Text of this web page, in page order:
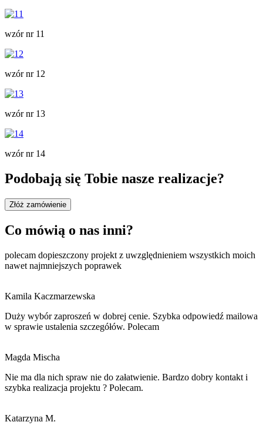
wzór nr 11
wzór nr 12
wzór nr 13
wzór nr 14
Podobają się Tobie nasze realizacje?
Złóż zamówienie
Co mówią o nas inni?
polecam dopieszczony projekt z uwzględnieniem wszystkich moich
nawet najmniejszych poprawek
Kamila Kaczmarzewska
Duży wybór zaproszeń w dobrej cenie. Szybka odpowiedź mailowa
w sprawie ustalenia szczegółów. Polecam
Magda Mischa
Nie ma dla nich spraw nie do załatwienie. Bardzo dobry kontakt i
szybka realizacja projektu ? Polecam.
Katarzyna M.